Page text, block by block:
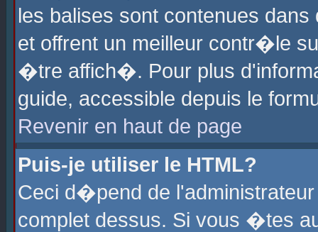
les balises sont contenues
et offrent un meilleur contr�le
�tre affich�. Pour plus
guide, accessible depuis le
Revenir en haut de page
Puis-je utiliser le HTML?
Ceci d�pend de
complet dessus. Si vous �tes